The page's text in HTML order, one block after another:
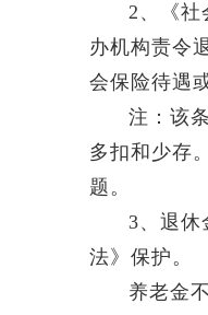
2、《社
办机构责令
会保险待遇
注：该
多扣和少存
题。
3、退休
法》保护。
养老金